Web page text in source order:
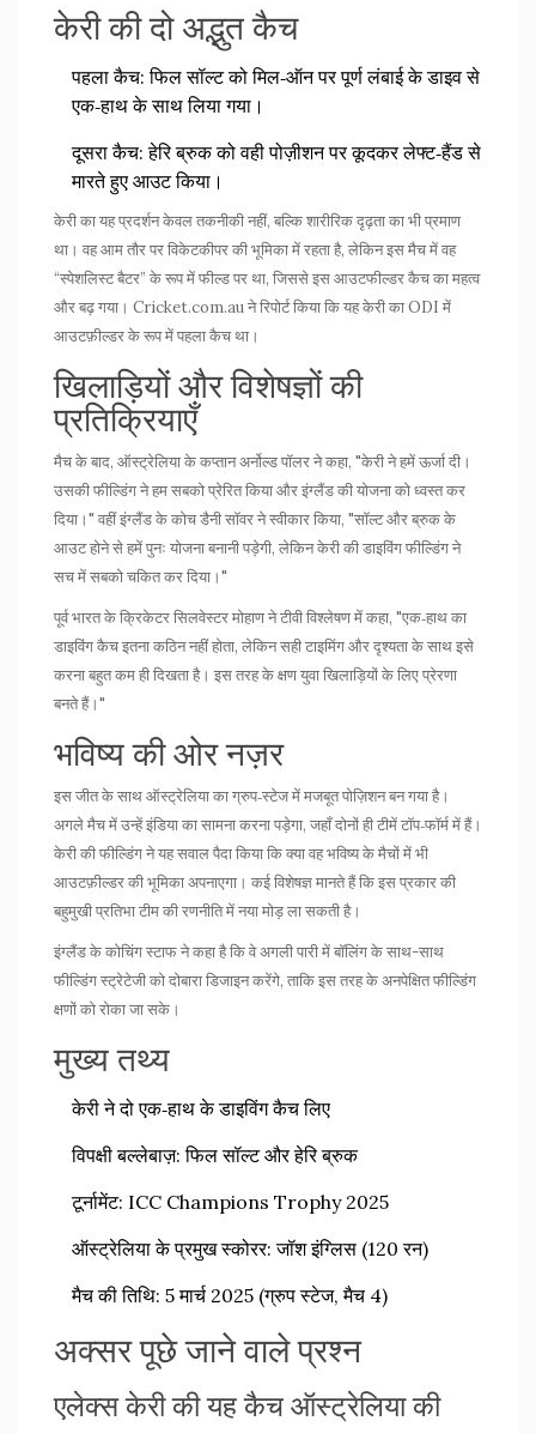
केरी की दो अद्भुत कैच
पहला कैच: फिल सॉल्ट को मिल‑ऑन पर पूर्ण लंबाई के डाइव से
एक‑हाथ के साथ लिया गया।
दूसरा कैच: हेरि ब्रुक को वही पोज़ीशन पर कूदकर लेफ्ट‑हैंड से
मारते हुए आउट किया।
केरी का यह प्रदर्शन केवल तकनीकी नहीं, बल्कि शारीरिक दृढ़ता का भी प्रमाण
था। वह आम तौर पर विकेटकीपर की भूमिका में रहता है, लेकिन इस मैच में वह
“स्पेशलिस्ट बैटर” के रूप में फील्ड पर था, जिससे इस आउटफील्डर कैच का महत्व
और बढ़ गया। Cricket.com.au ने रिपोर्ट किया कि यह केरी का ODI में
आउटफ़ील्डर के रूप में पहला कैच था।
खिलाड़ियों और विशेषज्ञों की
प्रतिक्रियाएँ
मैच के बाद, ऑस्ट्रेलिया के कप्तानअर्नोल्ड पॉलरने कहा, "केरी ने हमें ऊर्जा दी।
उसकी फील्डिंग ने हम सबको प्रेरित किया और इंग्लैंड की योजना को ध्वस्त कर
दिया।" वहीं इंग्लैंड के कोचडैनी सॉवरने स्वीकार किया, "सॉल्ट और ब्रुक के
आउट होने से हमें पुनः योजना बनानी पड़ेगी, लेकिन केरी की डाइविंग फील्डिंग ने
सच में सबको चकित कर दिया।"
पूर्व भारत के क्रिकेटरसिलवेस्टर मोहाणने टीवी विश्लेषण में कहा, "एक‑हाथ का
डाइविंग कैच इतना कठिन नहीं होता, लेकिन सही टाइमिंग और दृश्यता के साथ इसे
करना बहुत कम ही दिखता है। इस तरह के क्षण युवा खिलाड़ियों के लिए प्रेरणा
बनते हैं।"
भविष्य की ओर नज़र
इस जीत के साथ ऑस्ट्रेलिया का ग्रुप‑स्टेज में मजबूत पोज़िशन बन गया है।
अगले मैच में उन्हेंइंडियाका सामना करना पड़ेगा, जहाँ दोनों ही टीमें टॉप‑फॉर्म में हैं।
केरी की फील्डिंग ने यह सवाल पैदा किया कि क्या वह भविष्य के मैचों में भी
आउटफ़ील्डर की भूमिका अपनाएगा। कई विशेषज्ञ मानते हैं कि इस प्रकार की
बहुमुखी प्रतिभा टीम की रणनीति में नया मोड़ ला सकती है।
इंग्लैंड के कोचिंग स्टाफ ने कहा है कि वे अगली पारी में बॉलिंग के साथ-साथ
फील्डिंग स्ट्रेटेजी को दोबारा डिजाइन करेंगे, ताकि इस तरह के अनपेक्षित फील्डिंग
क्षणों को रोका जा सके।
मुख्य तथ्य
केरी ने दो एक‑हाथ के डाइविंग कैच लिए
विपक्षी बल्लेबाज़:फिल सॉल्टऔरहेरि ब्रुक
टूर्नामेंट: ICC Champions Trophy 2025
ऑस्ट्रेलिया के प्रमुख स्कोरर: जॉश इंग्लिस (120 रन)
मैच की तिथि: 5 मार्च 2025 (ग्रुप स्टेज, मैच 4)
अक्सर पूछे जाने वाले प्रश्न
एलेक्स केरी की यह कैच ऑस्ट्रेलिया की